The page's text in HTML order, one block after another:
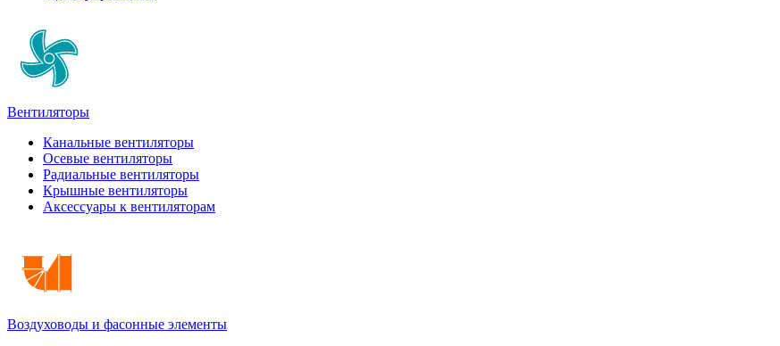
Вентиляторы
Канальные вентиляторы
Осевые вентиляторы
Радиальные вентиляторы
Крышные вентиляторы
Аксессуары к вентиляторам
Воздуховоды и фасонные элементы